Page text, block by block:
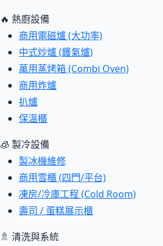
🔥 熱廚設備
商用電磁爐 (大功率)
中式炒爐 (鑊氣爐)
萬用蒸烤箱 (Combi Oven)
商用炸爐
扒爐
保溫櫃
🧊 製冷設備
製冰機維修
商用雪櫃 (四門/平台)
凍房/冷庫工程 (Cold Room)
壽司 / 蛋糕展示櫃
🚿 清洗與系統